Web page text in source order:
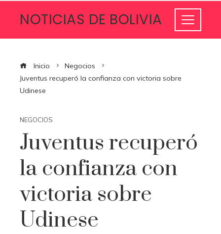
NOTICIAS DE BOLIVIA
Inicio
Negocios
Juventus recuperó la confianza con victoria sobre
Udinese
NEGOCIOS
Juventus recuperó
la confianza con
victoria sobre
Udinese